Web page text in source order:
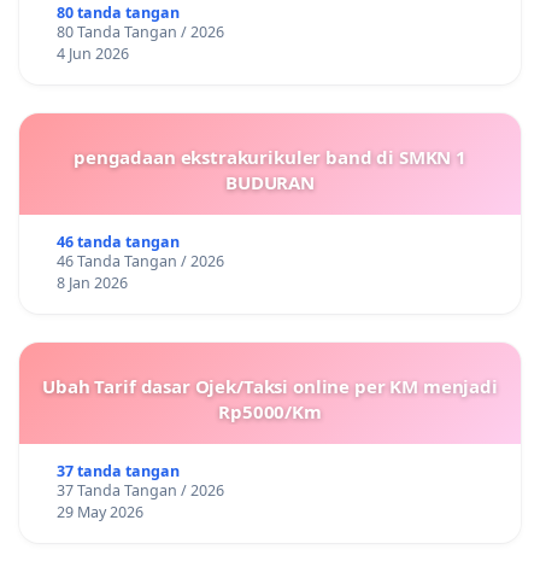
80 tanda tangan
80 Tanda Tangan / 2026
4 Jun 2026
pengadaan ekstrakurikuler band di SMKN 1
BUDURAN
46 tanda tangan
46 Tanda Tangan / 2026
8 Jan 2026
Ubah Tarif dasar Ojek/Taksi online per KM menjadi
Rp5000/Km
37 tanda tangan
37 Tanda Tangan / 2026
29 May 2026